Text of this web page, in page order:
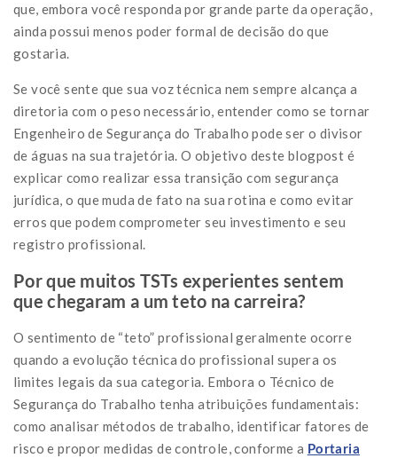
que, embora você responda por grande parte da operação,
ainda possui menos poder formal de decisão do que
gostaria.
Se você sente que sua voz técnica nem sempre alcança a
diretoria com o peso necessário, entender como se tornar
Engenheiro de Segurança do Trabalho pode ser o divisor
de águas na sua trajetória. O objetivo deste blogpost é
explicar como realizar essa transição com segurança
jurídica, o que muda de fato na sua rotina e como evitar
erros que podem comprometer seu investimento e seu
registro profissional.
Por que muitos TSTs experientes sentem
que chegaram a um teto na carreira?
O sentimento de “teto” profissional geralmente ocorre
quando a evolução técnica do profissional supera os
limites legais da sua categoria. Embora o Técnico de
Segurança do Trabalho tenha atribuições fundamentais:
como analisar métodos de trabalho, identificar fatores de
risco e propor medidas de controle, conforme a Portaria